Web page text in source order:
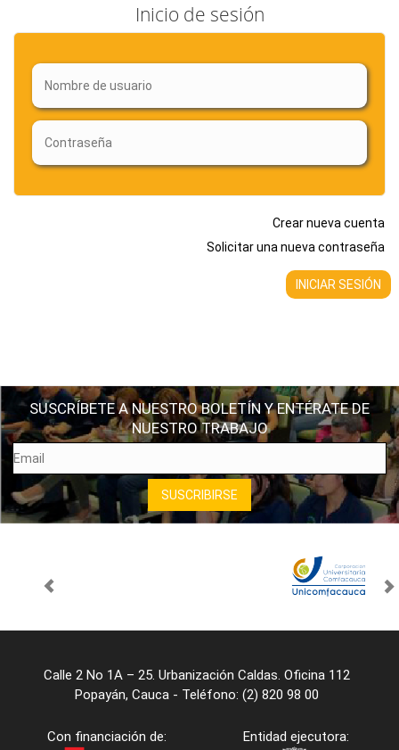
Inicio de sesión
Crear nueva cuenta
Solicitar una nueva contraseña
SUSCRÍBETE A NUESTRO BOLETÍN Y ENTÉRATE DE
NUESTRO TRABAJO
Calle 2 No 1A – 25. Urbanización Caldas. Oficina 112
Popayán, Cauca - Teléfono: (2) 820 98 00
Con financiación de: Entidad ejecutora: